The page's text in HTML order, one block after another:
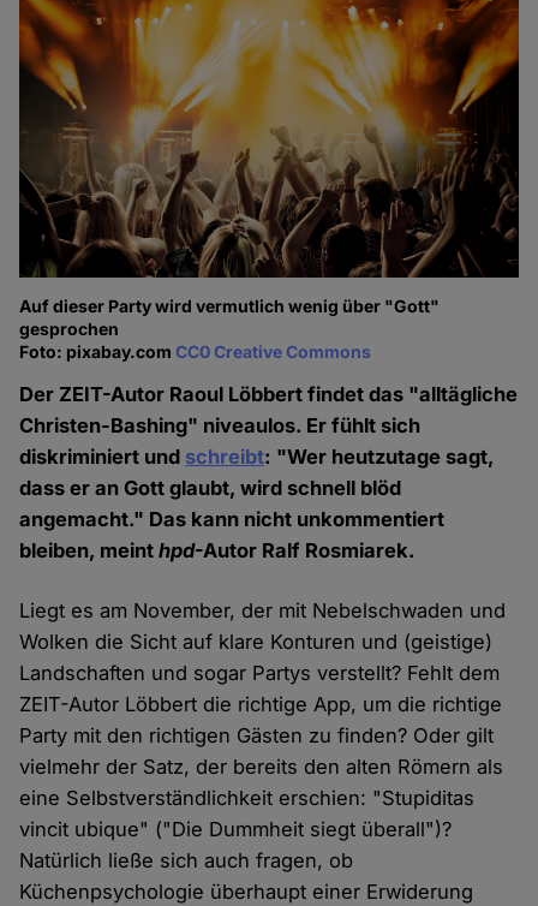
Auf dieser Party wird vermutlich wenig über "Gott"
gesprochen
Foto: pixabay.comCC0 Creative Commons
Der ZEIT-Autor Raoul Löbbert findet das "alltägliche
Christen-Bashing" niveaulos. Er fühlt sich
diskriminiert und schreibt: "Wer heutzutage sagt,
dass er an Gott glaubt, wird schnell blöd
angemacht." Das kann nicht unkommentiert
bleiben, meinthpd-Autor Ralf Rosmiarek.
Liegt es am November, der mit Nebelschwaden und
Wolken die Sicht auf klare Konturen und (geistige)
Landschaften und sogar Partys verstellt? Fehlt dem
ZEIT-Autor Löbbert die richtige App, um die richtige
Party mit den richtigen Gästen zu finden? Oder gilt
vielmehr der Satz, der bereits den alten Römern als
eine Selbstverständlichkeit erschien: "Stupiditas
vincit ubique" ("Die Dummheit siegt überall")?
Natürlich ließe sich auch fragen, ob
Küchenpsychologie überhaupt einer Erwiderung